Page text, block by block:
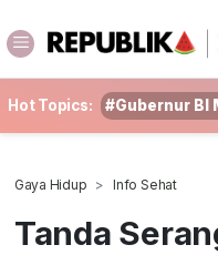
Hot Topics: #Gubernur BI
Gaya Hidup Info Sehat
Tanda